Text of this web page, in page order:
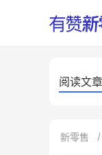
阅读文章
新零售